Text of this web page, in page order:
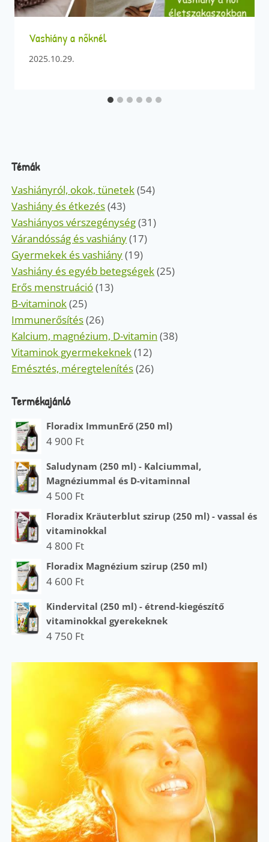
Vashiány a nőknél
2025.10.29.
Témák
Vashiányról, okok, tünetek(54)
Vashiány és étkezés(43)
Vashiányos vérszegénység(31)
Várandósság és vashiány(17)
Gyermekek és vashiány(19)
Vashiány és egyéb betegségek(25)
Erős menstruáció(13)
B-vitaminok(25)
Immunerősítés(26)
Kalcium, magnézium, D-vitamin (38)
Vitaminok gyermekeknek(12)
Emésztés, méregtelenítés(26)
Termékajánló
Floradix ImmunErő (250 ml)
4 900 Ft
Saludynam (250 ml) - Kalciummal,
Magnéziummal és D-vitaminnal
4 500 Ft
Floradix Kräuterblut szirup (250 ml) - vassal és
vitaminokkal
4 800 Ft
Floradix Magnézium szirup (250 ml)
4 600 Ft
Kindervital (250 ml) - étrend-kiegészítő
vitaminokkal gyerekeknek
4 750 Ft